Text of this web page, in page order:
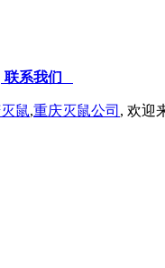
联系我们
鼠,重庆灭鼠公司 , 欢迎